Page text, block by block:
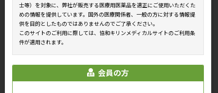
マクロファージ 巨核球
士等）を対象に、弊社が販売する医療用医薬品を適正にご使用いただくた
めの情報を提供しています。国外の医療関係者、一般の方に対する情報提
供を目的としたものではありませんのでご了承ください。
このサイトのご利用に際しては、協和キリンメディカルサイトのご利用条
件が適用されます。
会員の方